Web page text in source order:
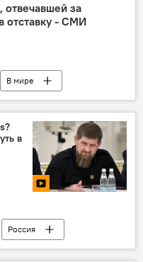
за
отставку - СМИ
В мире
в
Россия